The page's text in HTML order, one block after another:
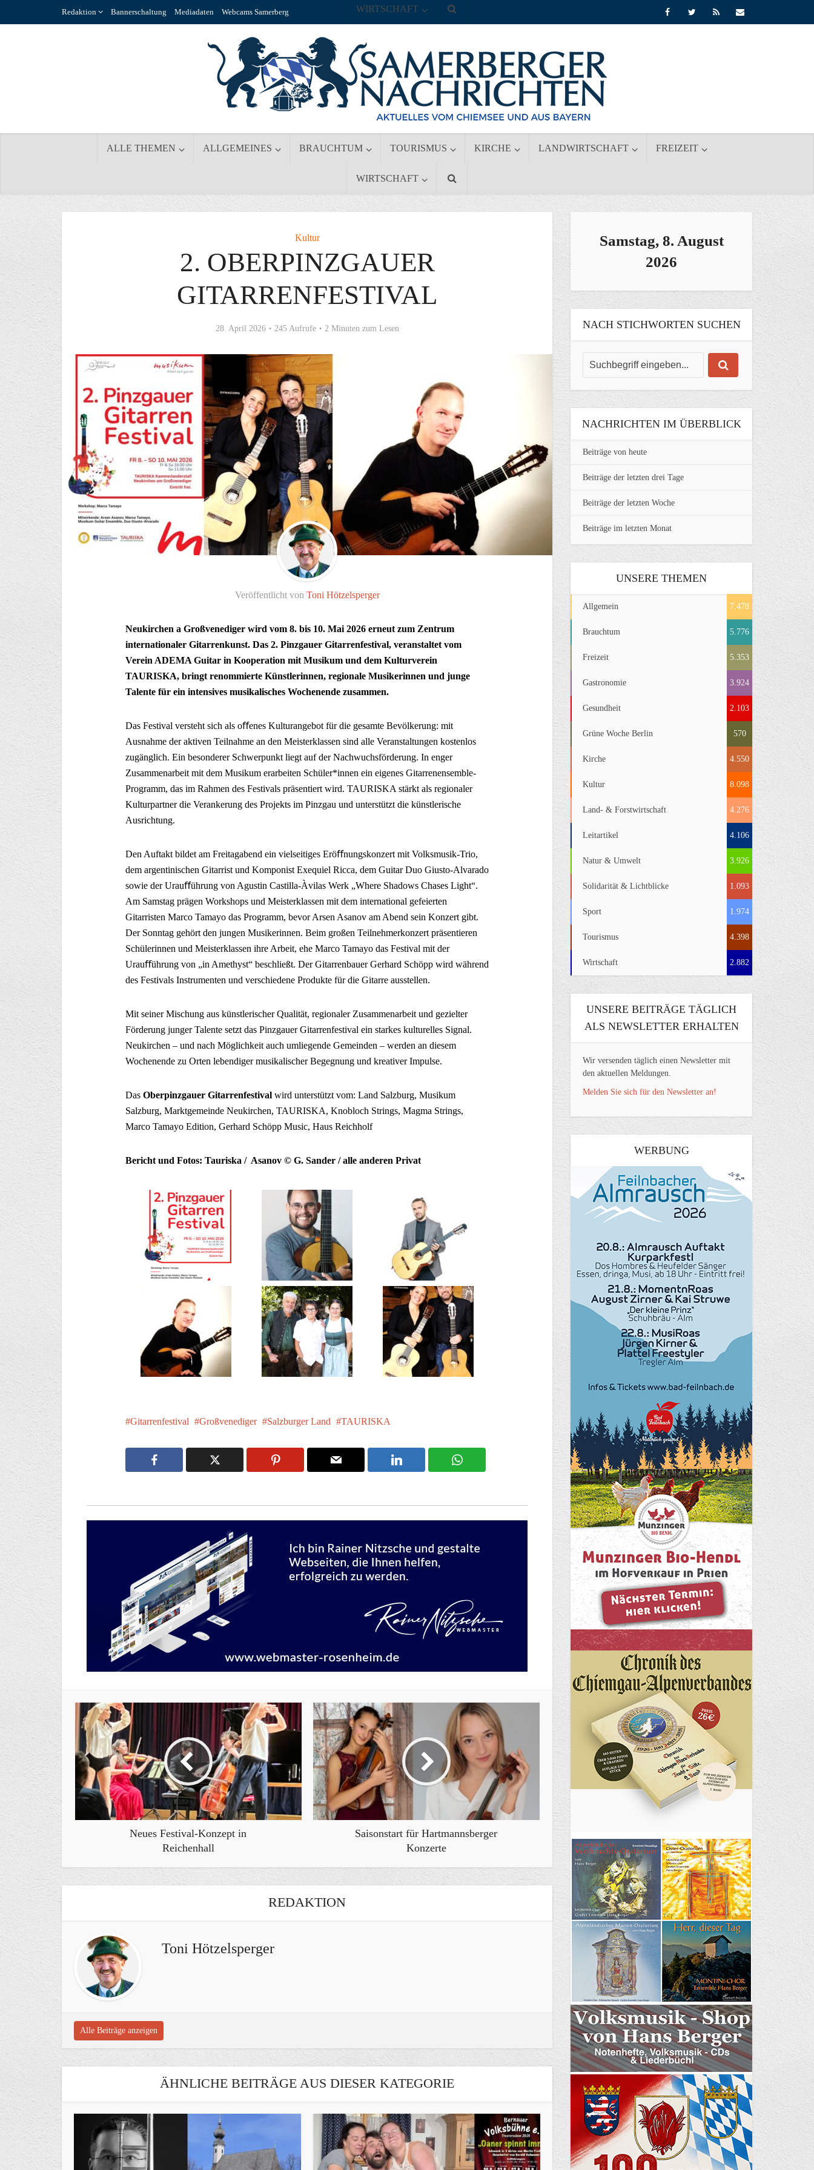
Redaktion Bannerschaltung Mediadaten Webcams Samerberg
ALLE THEMEN ALLGEMEINES BRAUCHTUM TOURISMUS KIRCHE LANDWIRTSCHAFT FREIZEIT
WIRTSCHAFT
WIRTSCHAFT
Kultur
2. OBERPINZGAUER
GITARRENFESTIVAL
28. April 2026 245 Aufrufe 2 Minuten zum Lesen
Veröffentlicht von Toni Hötzelsperger
Neukirchen a Großvenediger wird vom 8. bis 10. Mai 2026 erneut zum Zentrum
internationaler Gitarrenkunst. Das 2. Pinzgauer Gitarrenfestival, veranstaltet vom
Verein ADEMA Guitar in Kooperation mit Musikum und dem Kulturverein
TAURISKA, bringt renommierte Künstlerinnen, regionale Musikerinnen und junge
Talente für ein intensives musikalisches Wochenende zusammen.
Das Festival versteht sich als oﬀenes Kulturangebot für die gesamte Bevölkerung: mit
Ausnahme der aktiven Teilnahme an den Meisterklassen sind alle Veranstaltungen kostenlos
zugänglich. Ein besonderer Schwerpunkt liegt auf der Nachwuchsförderung. In enger
Zusammenarbeit mit dem Musikum erarbeiten Schüler*innen ein eigenes Gitarrenensemble-
Programm, das im Rahmen des Festivals präsentiert wird. TAURISKA stärkt als regionaler
Kulturpartner die Verankerung des Projekts im Pinzgau und unterstützt die künstlerische
Ausrichtung.
Den Auftakt bildet am Freitagabend ein vielseitiges Eröﬀnungskonzert mit Volksmusik-Trio,
dem argentinischen Gitarrist und Komponist Exequiel Ricca, dem Guitar Duo Giusto-Alvarado
sowie der Urauﬀührung von Agustin Castilla-Àvilas Werk „Where Shadows Chases Light“.
Am Samstag prägen Workshops und Meisterklassen mit dem international gefeierten
Gitarristen Marco Tamayo das Programm, bevor Arsen Asanov am Abend sein Konzert gibt.
Der Sonntag gehört den jungen Musikerinnen. Beim großen Teilnehmerkonzert präsentieren
Schülerinnen und Meisterklassen ihre Arbeit, ehe Marco Tamayo das Festival mit der
Urauﬀührung von „in Amethyst“ beschließt. Der Gitarrenbauer Gerhard Schöpp wird während
des Festivals Instrumenten und verschiedene Produkte für die Gitarre ausstellen.
Mit seiner Mischung aus künstlerischer Qualität, regionaler Zusammenarbeit und gezielter
Förderung junger Talente setzt das Pinzgauer Gitarrenfestival ein starkes kulturelles Signal.
Neukirchen – und nach Möglichkeit auch umliegende Gemeinden – werden an diesem
Wochenende zu Orten lebendiger musikalischer Begegnung und kreativer Impulse.
Das Oberpinzgauer Gitarrenfestival wird unterstützt vom: Land Salzburg, Musikum
Salzburg, Marktgemeinde Neukirchen, TAURISKA, Knobloch Strings, Magma Strings,
Marco Tamayo Edition, Gerhard Schöpp Music, Haus Reichholf
Bericht und Fotos: Tauriska / Asanov © G. Sander / alle anderen Privat
Gitarrenfestival Großvenediger Salzburger Land TAURISKA
Neues Festival-Konzept in
Reichenhall
Saisonstart für Hartmannsberger
Konzerte
REDAKTION
Toni Hötzelsperger
Alle Beiträge anzeigen
ÄHNLICHE BEITRÄGE AUS DIESER KATEGORIE
Samstag, 8. August
2026
NACH STICHWORTEN SUCHEN
NACHRICHTEN IM ÜBERBLICK
Beiträge von heute
Beiträge der letzten drei Tage
Beiträge der letzten Woche
Beiträge im letzten Monat
UNSERE THEMEN
Allgemein 7.478
Brauchtum 5.776
Freizeit 5.353
Gastronomie 3.924
Gesundheit 2.103
Grüne Woche Berlin 570
Kirche 4.550
Kultur 8.098
Land- & Forstwirtschaft 4.276
Leitartikel 4.106
Natur & Umwelt 3.926
Solidarität & Lichtblicke 1.093
Sport 1.974
Tourismus 4.398
Wirtschaft 2.882
UNSERE BEITRÄGE TÄGLICH
ALS NEWSLETTER ERHALTEN
Wir versenden täglich einen Newsletter mit
den aktuellen Meldungen.
Melden Sie sich für den Newsletter an!
WERBUNG